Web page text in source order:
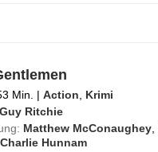
Min. | Action
Krimi
Guy Ritchie
Matthew McConaughey,
Charlie Hunnam